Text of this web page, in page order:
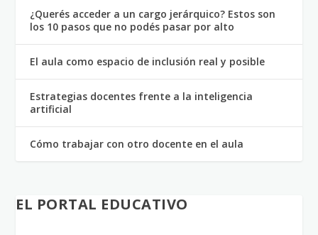
¿Querés acceder a un cargo jerárquico? Estos son
los 10 pasos que no podés pasar por alto
El aula como espacio de inclusión real y posible
Estrategias docentes frente a la inteligencia
artificial
Cómo trabajar con otro docente en el aula
EL PORTAL EDUCATIVO